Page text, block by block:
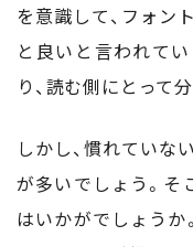
を意識して、フォン
と良いと言われて
り、読む側にとって
しかし、慣れていな
が多いでしょう。そ
はいかがでしょうか